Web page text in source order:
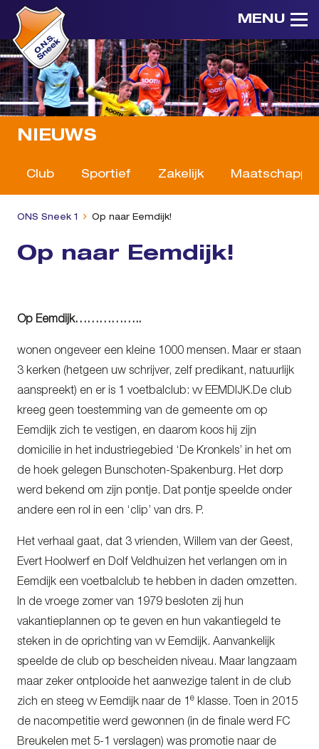
MENU
NIEUWS
Club Sportief Zakelijk
ONS Sneek 1 Op naar Eemdijk!
Op naar Eemdijk!
Op Eemdijk……………..
wonen ongeveer een kleine 1000 mensen. Maar er staan
3 kerken (hetgeen uw schrijver, zelf predikant, natuurlijk
aanspreekt) en er is 1 voetbalclub: vv EEMDIJK.De club
kreeg geen toestemming van de gemeente om op
Eemdijk zich te vestigen, en daarom koos hij zijn
domicilie in het industriegebied ‘De Kronkels’ in het om
de hoek gelegen Bunschoten-Spakenburg. Het dorp
werd bekend om zijn pontje. Dat pontje speelde onder
andere een rol in een ‘clip’ van drs. P.
Het verhaal gaat, dat 3 vrienden, Willem van der Geest,
Evert Hoolwerf en Dolf Veldhuizen het verlangen om in
Eemdijk een voetbalclub te hebben in daden omzetten.
In de vroege zomer van 1979 besloten zij hun
vakantieplannen op te geven en hun vakantiegeld te
steken in de oprichting van vv Eemdijk. Aanvankelijk
speelde de club op bescheiden niveau. Maar langzaam
maar zeker ontplooide het aanwezige talent in de club
zich en steeg vv Eemdijk naar de 1 e klasse. Toen in 2015
de nacompetitie werd gewonnen (in de finale werd FC
Breukelen met 5-1 verslagen) was promotie naar de